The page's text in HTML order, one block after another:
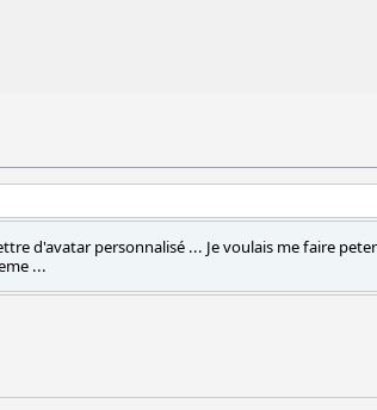
d'avatar personnalisé ... Je voulais me faire
...